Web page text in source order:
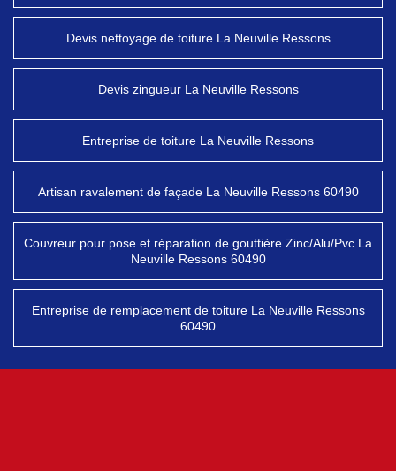
Devis nettoyage de toiture La Neuville Ressons
Devis zingueur La Neuville Ressons
Entreprise de toiture La Neuville Ressons
Artisan ravalement de façade La Neuville Ressons 60490
Couvreur pour pose et réparation de gouttière Zinc/Alu/Pvc La
Neuville Ressons 60490
Entreprise de remplacement de toiture La Neuville Ressons
60490